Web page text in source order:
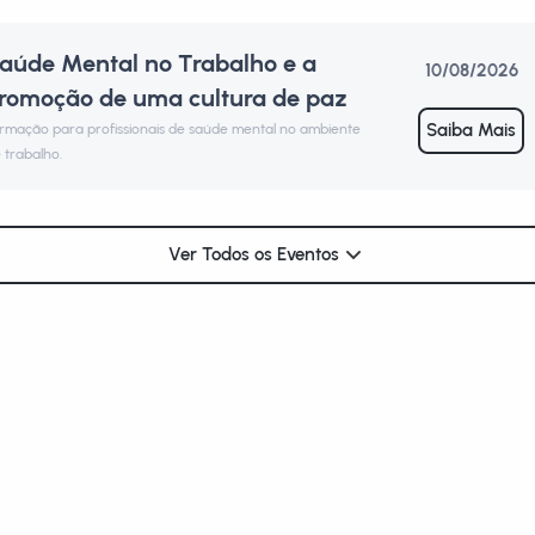
Mental no Trabalho e a
de uma cultura de paz
para profissionais de saúde mental no ambiente
trabalho.
10/08/2026
Saiba Mais
Saúde Mental no
Formação para profissionais de
Ver Todos os Eventos